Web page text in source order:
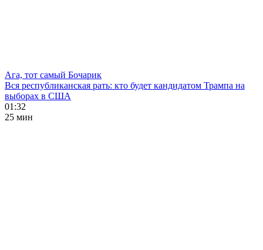
Ага, тот самый Бочарик
Вся республиканская рать: кто будет кандидатом Трампа на
выборах в США
01:32
25 мин